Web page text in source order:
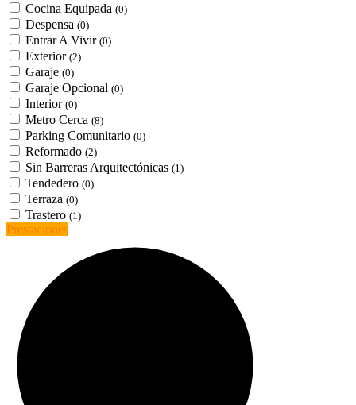
Cocina Equipada (0)
Despensa (0)
Entrar A Vivir (0)
Exterior (2)
Garaje (0)
Garaje Opcional (0)
Interior (0)
Metro Cerca (8)
Parking Comunitario (0)
Reformado (2)
Sin Barreras Arquitectónicas (1)
Tendedero (0)
Terraza (0)
Trastero (1)
Prestaciones